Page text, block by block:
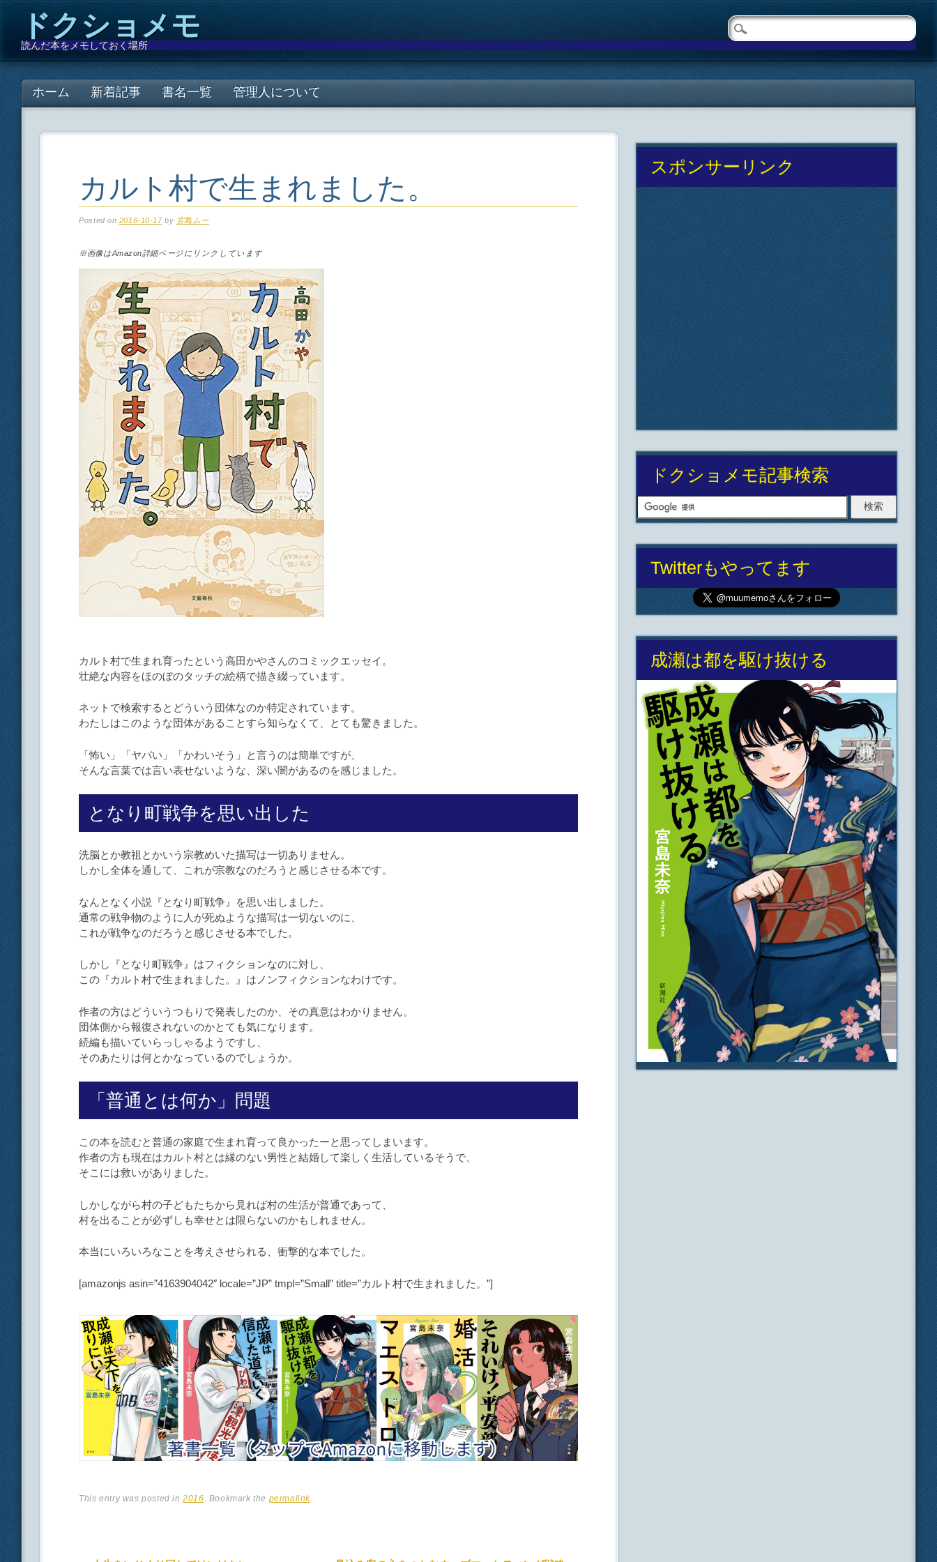
ドクショメモ
読んだ本をメモしておく場所
Main menu
Skip
to
ホーム 新着記事 書名一覧 管理人について
カルト村で生まれました。
Posted on 2016-10-17 by 宮島ムー
※画像はAmazon詳細ページにリンクしています
カルト村で生まれ育ったという高田かやさんのコミックエッセイ。
壮絶な内容をほのぼのタッチの絵柄で描き綴っています。
ネットで検索するとどういう団体なのか特定されています。
わたしはこのような団体があることすら知らなくて、とても驚きました。
「怖い」「ヤバい」「かわいそう」と言うのは簡単ですが、
そんな言葉では言い表せないような、深い闇があるのを感じました。
となり町戦争を思い出した
洗脳とか教祖とかいう宗教めいた描写は一切ありません。
しかし全体を通して、これが宗教なのだろうと感じさせる本です。
なんとなく小説『となり町戦争』を思い出しました。
通常の戦争物のように人が死ぬような描写は一切ないのに、
これが戦争なのだろうと感じさせる本でした。
しかし『となり町戦争』はフィクションなのに対し、
この『カルト村で生まれました。』はノンフィクションなわけです。
作者の方はどういうつもりで発表したのか、その真意はわかりません。
団体側から報復されないのかとても気になります。
続編も描いていらっしゃるようですし、
そのあたりは何とかなっているのでしょうか。
「普通とは何か」問題
この本を読むと普通の家庭で生まれ育って良かったーと思ってしまいます。
作者の方も現在はカルト村とは縁のない男性と結婚して楽しく生活しているそうで、
そこには救いがありました。
しかしながら村の子どもたちから見れば村の生活が普通であって、
村を出ることが必ずしも幸せとは限らないのかもしれません。
本当にいろいろなことを考えさせられる、衝撃的な本でした。
[amazonjs asin=”4163904042″ locale=”JP” tmpl=”Small” title=”カルト村で生まれました。”]
This entry was posted in2016. Bookmark the permalink.
スポンサーリンク
ドクショメモ記事検索
Twitterもやってます
成瀬は都を駆け抜ける